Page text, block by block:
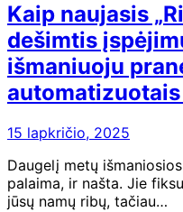
Kaip naujasis
dešimtis
išmaniuoju
15 lapkričio, 2025
Daugelį metų
palaima, ir našta. Jie
jūsų namų ribų, tačiau…